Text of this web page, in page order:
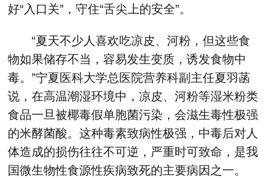
好“入口关”，守住“舌尖上的安全”。
“夏天不少人喜欢吃凉皮、河粉，但这些食
物如果储存不当，容易发生变质，诱发食物中
毒。”宁夏医科大学总医院营养科副主任夏羽菡
说，在高温潮湿环境中，凉皮、河粉等湿米粉类
食品一旦被椰毒假单胞菌污染，会滋生毒性极强
的米酵菌酸。这种毒素致病性极强，中毒后对人
体造成的损伤往往不可逆，严重时可致命，是我
国微生物性食源性疾病致死的主要病因之一。